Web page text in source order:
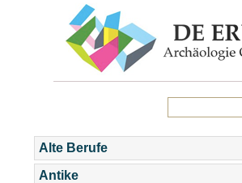
Alte Berufe
Antike